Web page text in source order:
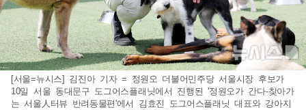
[서울=뉴시스] 김진아 기자 = 정원오 더불어민주당 서울시장 후보가
10일 서울 동대문구 도그어스플래닛에서 진행된 '정원오가 간다-찾아가
는 서울人터뷰 반려동물편'에서 김효진 도그어스플래닛 대표와 강아지